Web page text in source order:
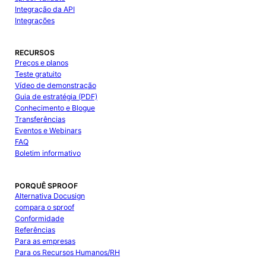
Integração da API
Integrações
RECURSOS
Preços e planos
Teste gratuito
Vídeo de demonstração
Guia de estratégia (PDF)
Conhecimento e Blogue
Transferências
Eventos e Webinars
FAQ
Boletim informativo
PORQUÊ SPROOF
Alternativa Docusign
compara o sproof
Conformidade
Referências
Para as empresas
Para os Recursos Humanos/RH